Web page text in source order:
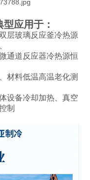
应用于：
层玻璃反应釜冷热源
通道反应器冷热源恒
材料低温高温老化测
设备冷却加热、真空
制